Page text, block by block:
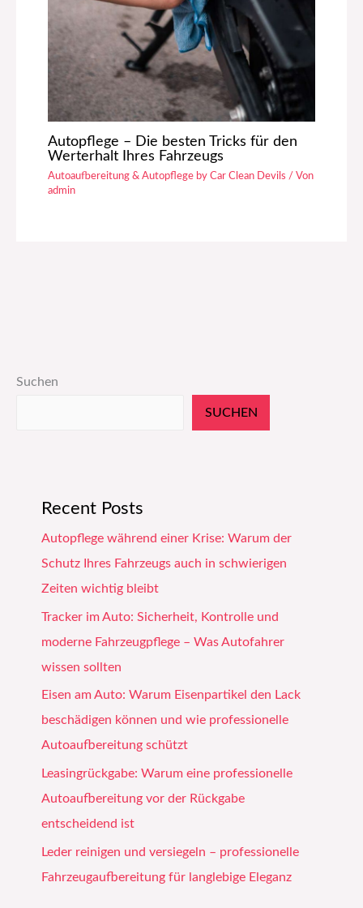
Autopflege – Die besten Tricks für den
Werterhalt Ihres Fahrzeugs
Autoaufbereitung & Autopflege by Car Clean Devils / Von
admin
Suchen
SUCHEN
Recent Posts
Autopflege während einer Krise: Warum der
Schutz Ihres Fahrzeugs auch in schwierigen
Zeiten wichtig bleibt
Tracker im Auto: Sicherheit, Kontrolle und
moderne Fahrzeugpflege – Was Autofahrer
wissen sollten
Eisen am Auto: Warum Eisenpartikel den Lack
beschädigen können und wie professionelle
Autoaufbereitung schützt
Leasingrückgabe: Warum eine professionelle
Autoaufbereitung vor der Rückgabe
entscheidend ist
Leder reinigen und versiegeln – professionelle
Fahrzeugaufbereitung für langlebige Eleganz